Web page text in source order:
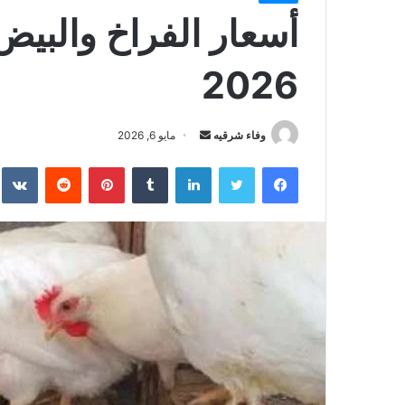
2026
وفاء شرقيه
أرسل
إلكترونيا
مايو 6, 2026
فيسبوك تويتر لينكدإن بينتيريست